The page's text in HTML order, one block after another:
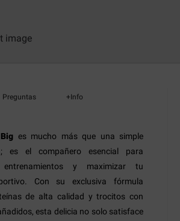
Preguntas +Info
Big es mucho más que una simple
es el compañero esencial para
y maximizar tu
Con su exclusiva fórmula
de alta calidad y trocitos con
esta delicia no solo satisface